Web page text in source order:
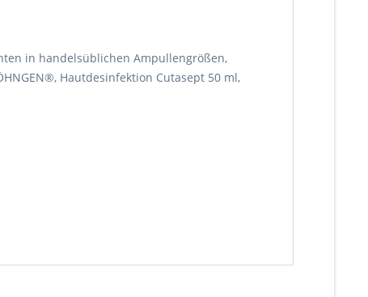
in handelsüblichen Ampullengrößen,
Hautdesinfektion Cutasept 50 ml,